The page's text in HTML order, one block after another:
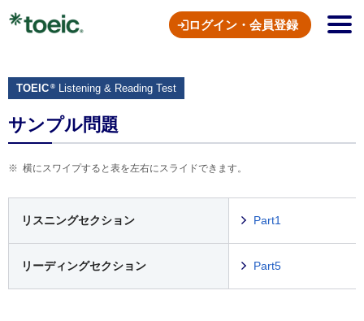
ログイン・会員登録
TOEIC ® Listening & Reading Test
サンプル問題
横にスワイプすると表を左右にスライドできます。
リスニングセクション Part1
リーディングセクション Part5